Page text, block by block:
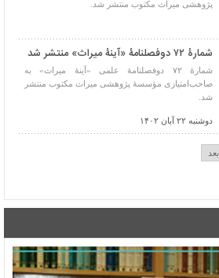
پژوهشی میراث مکتوب منتشر شد.
شمارۀ ۷۲ دوفصلنامۀ «آینۀ میراث» منتشر شد
شمارۀ ۷۲ دوفصلنامۀ علمی «آینۀ میراث» به
صاحب‌امتیازی مؤسسۀ پژوهشی میراث مکتوب منتشر
شد.
دوشنبه ۲۲ آبان ۱۴۰۲
بعد